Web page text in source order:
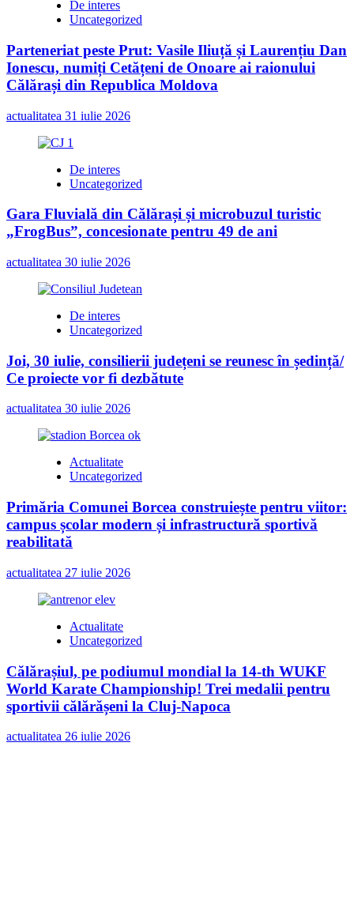
din
județul
au
fost
înscriși,
în
prima
etapă,
pregătitoare
De interes
Uncategorized
Parteneriat peste Prut: Vasile Iliuță și Laurențiu Dan
Ionescu, numiți Cetățeni de Onoare ai raionului
Călărași din Republica Moldova
actualitatea 31 iulie 2026
De interes
Uncategorized
Gara Fluvială din Călărași și microbuzul turistic
„FrogBus”, concesionate pentru 49 de ani
actualitatea 30 iulie 2026
De interes
Uncategorized
Joi, 30 iulie, consilierii județeni se reunesc în ședință/
Ce proiecte vor fi dezbătute
actualitatea 30 iulie 2026
Actualitate
Uncategorized
Primăria Comunei Borcea construiește pentru viitor:
campus școlar modern și infrastructură sportivă
reabilitată
actualitatea 27 iulie 2026
Actualitate
Uncategorized
Călărașiul, pe podiumul mondial la 14-th WUKF
World Karate Championship! Trei medalii pentru
sportivii călărășeni la Cluj-Napoca
actualitatea 26 iulie 2026